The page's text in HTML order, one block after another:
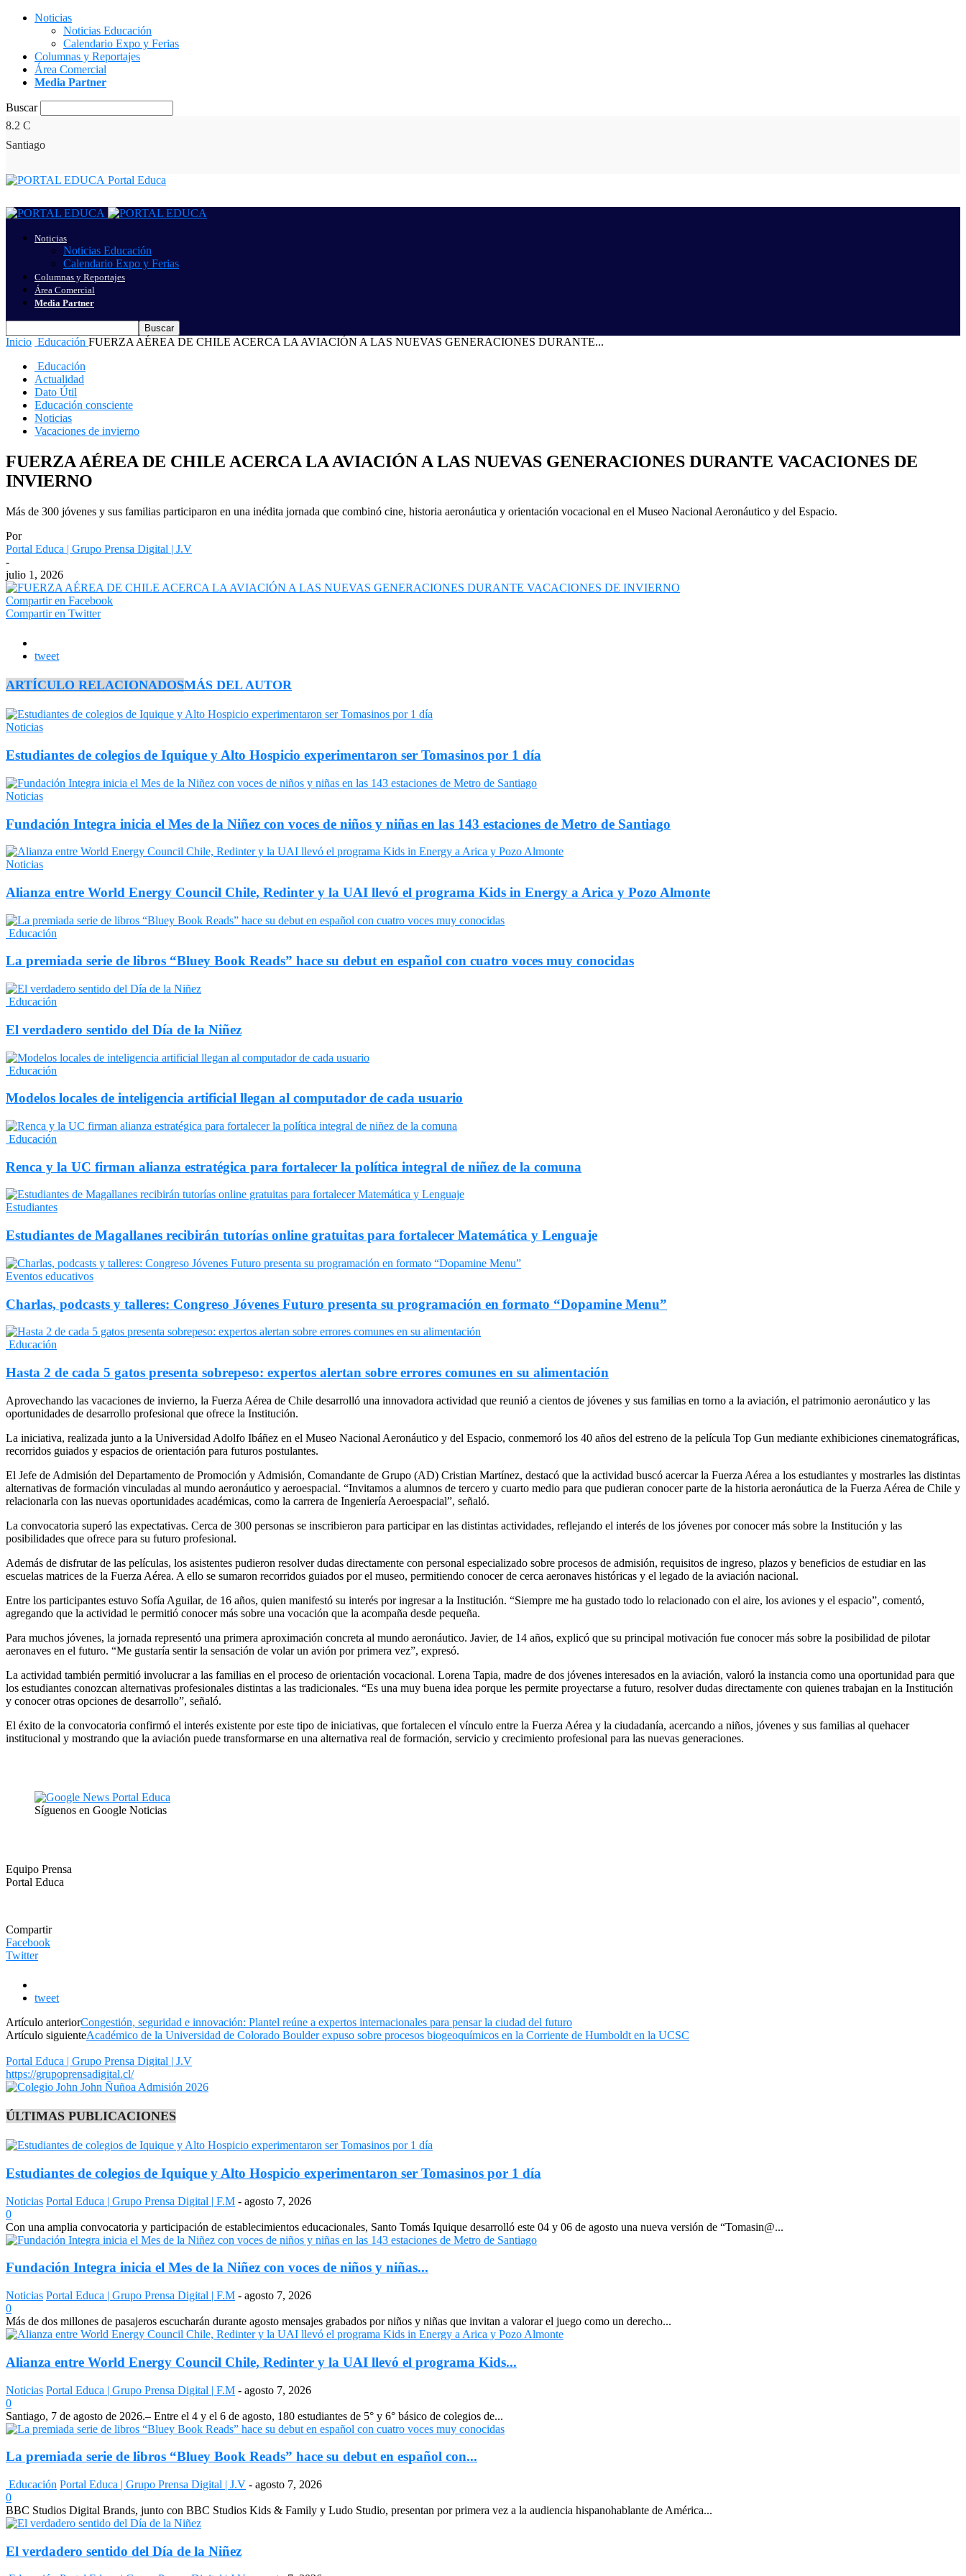
Noticias
Noticias Educación
Calendario Expo y Ferias
Columnas y Reportajes
Área Comercial
Media Partner
Buscar
8.2 C
Santiago
Portal Educa
Noticias
Noticias Educación
Calendario Expo y Ferias
Columnas y Reportajes
Área Comercial
Media Partner
Inicio Educación FUERZA AÉREA DE CHILE ACERCA LA AVIACIÓN A LAS NUEVAS GENERACIONES DURANTE...
Educación
Actualidad
Dato Útil
Educación consciente
Noticias
Vacaciones de invierno
FUERZA AÉREA DE CHILE ACERCA LA AVIACIÓN A LAS NUEVAS GENERACIONES DURANTE VACACIONES DE
INVIERNO
Más de 300 jóvenes y sus familias participaron en una inédita jornada que combinó cine, historia aeronáutica y orientación vocacional en el Museo Nacional Aeronáutico y del Espacio.
Por
Portal Educa | Grupo Prensa Digital | J.V
-
julio 1, 2026
Compartir en Facebook
Compartir en Twitter
tweet
ARTÍCULO RELACIONADOSMÁS DEL AUTOR
Noticias
Estudiantes de colegios de Iquique y Alto Hospicio experimentaron ser Tomasinos por 1 día
Noticias
Fundación Integra inicia el Mes de la Niñez con voces de niños y niñas en las 143 estaciones de Metro de Santiago
Noticias
Alianza entre World Energy Council Chile, Redinter y la UAI llevó el programa Kids in Energy a Arica y Pozo Almonte
Educación
La premiada serie de libros “Bluey Book Reads” hace su debut en español con cuatro voces muy conocidas
Educación
El verdadero sentido del Día de la Niñez
Educación
Modelos locales de inteligencia artificial llegan al computador de cada usuario
Educación
Renca y la UC firman alianza estratégica para fortalecer la política integral de niñez de la comuna
Estudiantes
Estudiantes de Magallanes recibirán tutorías online gratuitas para fortalecer Matemática y Lenguaje
Eventos educativos
Charlas, podcasts y talleres: Congreso Jóvenes Futuro presenta su programación en formato “Dopamine Menu”
Educación
Hasta 2 de cada 5 gatos presenta sobrepeso: expertos alertan sobre errores comunes en su alimentación
Aprovechando las vacaciones de invierno, la Fuerza Aérea de Chile desarrolló una innovadora actividad que reunió a cientos de jóvenes y sus familias en torno a la aviación, el patrimonio aeronáutico y las
oportunidades de desarrollo profesional que ofrece la Institución.
La iniciativa, realizada junto a la Universidad Adolfo Ibáñez en el Museo Nacional Aeronáutico y del Espacio, conmemoró los 40 años del estreno de la película Top Gun mediante exhibiciones cinematográficas,
recorridos guiados y espacios de orientación para futuros postulantes.
El Jefe de Admisión del Departamento de Promoción y Admisión, Comandante de Grupo (AD) Cristian Martínez, destacó que la actividad buscó acercar la Fuerza Aérea a los estudiantes y mostrarles las distintas
alternativas de formación vinculadas al mundo aeronáutico y aeroespacial. “Invitamos a alumnos de tercero y cuarto medio para que pudieran conocer parte de la historia aeronáutica de la Fuerza Aérea de Chile y
relacionarla con las nuevas oportunidades académicas, como la carrera de Ingeniería Aeroespacial”, señaló.
La convocatoria superó las expectativas. Cerca de 300 personas se inscribieron para participar en las distintas actividades, reflejando el interés de los jóvenes por conocer más sobre la Institución y las
posibilidades que ofrece para su futuro profesional.
Además de disfrutar de las películas, los asistentes pudieron resolver dudas directamente con personal especializado sobre procesos de admisión, requisitos de ingreso, plazos y beneficios de estudiar en las
escuelas matrices de la Fuerza Aérea. A ello se sumaron recorridos guiados por el museo, permitiendo conocer de cerca aeronaves históricas y el legado de la aviación nacional.
Entre los participantes estuvo Sofía Aguilar, de 16 años, quien manifestó su interés por ingresar a la Institución. “Siempre me ha gustado todo lo relacionado con el aire, los aviones y el espacio”, comentó,
agregando que la actividad le permitió conocer más sobre una vocación que la acompaña desde pequeña.
Para muchos jóvenes, la jornada representó una primera aproximación concreta al mundo aeronáutico. Javier, de 14 años, explicó que su principal motivación fue conocer más sobre la posibilidad de pilotar
aeronaves en el futuro. “Me gustaría sentir la sensación de volar un avión por primera vez”, expresó.
La actividad también permitió involucrar a las familias en el proceso de orientación vocacional. Lorena Tapia, madre de dos jóvenes interesados en la aviación, valoró la instancia como una oportunidad para que
los estudiantes conozcan alternativas profesionales distintas a las tradicionales. “Es una muy buena idea porque les permite proyectarse a futuro, resolver dudas directamente con quienes trabajan en la Institución
y conocer otras opciones de desarrollo”, señaló.
El éxito de la convocatoria confirmó el interés existente por este tipo de iniciativas, que fortalecen el vínculo entre la Fuerza Aérea y la ciudadanía, acercando a niños, jóvenes y sus familias al quehacer
institucional y mostrando que la aviación puede transformarse en una alternativa real de formación, servicio y crecimiento profesional para las nuevas generaciones.
Síguenos en Google Noticias
Equipo Prensa
Portal Educa
Compartir
Facebook
Twitter
tweet
Artículo anteriorCongestión, seguridad e innovación: Plantel reúne a expertos internacionales para pensar la ciudad del futuro
Artículo siguienteAcadémico de la Universidad de Colorado Boulder expuso sobre procesos biogeoquímicos en la Corriente de Humboldt en la UCSC
Portal Educa | Grupo Prensa Digital | J.V
https://grupoprensadigital.cl/
ÚLTIMAS PUBLICACIONES
Estudiantes de colegios de Iquique y Alto Hospicio experimentaron ser Tomasinos por 1 día
Noticias Portal Educa | Grupo Prensa Digital | F.M - agosto 7, 2026
0
Con una amplia convocatoria y participación de establecimientos educacionales, Santo Tomás Iquique desarrolló este 04 y 06 de agosto una nueva versión de “Tomasin@...
Fundación Integra inicia el Mes de la Niñez con voces de niños y niñas...
Noticias Portal Educa | Grupo Prensa Digital | F.M - agosto 7, 2026
0
Más de dos millones de pasajeros escucharán durante agosto mensajes grabados por niños y niñas que invitan a valorar el juego como un derecho...
Alianza entre World Energy Council Chile, Redinter y la UAI llevó el programa Kids...
Noticias Portal Educa | Grupo Prensa Digital | F.M - agosto 7, 2026
0
Santiago, 7 de agosto de 2026.– Entre el 4 y el 6 de agosto, 180 estudiantes de 5° y 6° básico de colegios de...
La premiada serie de libros “Bluey Book Reads” hace su debut en español con...
Educación Portal Educa | Grupo Prensa Digital | J.V - agosto 7, 2026
0
BBC Studios Digital Brands, junto con BBC Studios Kids & Family y Ludo Studio, presentan por primera vez a la audiencia hispanohablante de América...
El verdadero sentido del Día de la Niñez